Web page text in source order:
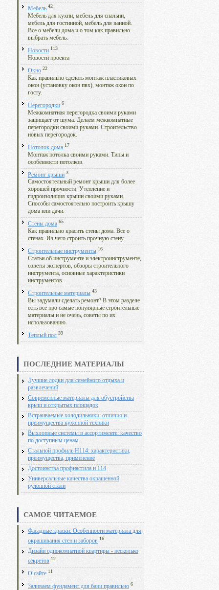
Мебель 42
Мебель для кухни, мебель для спальни,
мебель для гостинной, мебель для ванной.
Все о мебели дома и о том как правильно
выбрать мебель.
Новости 113
Новости проекта
Окно 22
Как правильно сделать монтаж пластиковых
окон (установку окон пвх), монтаж окон по
госту.
Перегородки 6
Межкомнатная перегородка своими руками
защищает от шума. Делаем межкомнатные
перегородки своими руками. Строительство
новых перегородок.
Потолок дома 17
Монтаж потолка своими руками. Типы и
особенности потолков.
Ремонт крыши 3
Самостоятельный ремонт крыши для более
хорошей прочности. Утепление и
гидроизоляция крыши своими руками.
Способы самостоятельно построить крышу
дома или дачи.
Стены дома 65
Как правильно красить стены дома. Все о
стенах. Из чего строить прочную стену.
Строительные инструменты 16
Статьи об инструменте и электроинструменте,
советы экспертов, обзоры строительного
инструмента, основные характеристики
инструментов.
Строительные материалы 43
Вы задумали сделать ремонт? В этом разделе
есть все про самые популярные строительные
материалы и не очень, советы по их
использованию.
Теплый пол 39
ПОСЛЕДНИЕ МАТЕРИАЛЫ
Лучшие лодки для семейного отдыха и
развлечений
Современные материалы для обустройства
крыш и открытых площадок
Встраиваемые холодильники: отличия и
преимущества кухонной техники
Выхлопные системы в ассортименте: качество
по доступным ценам
Стальной профиль Н114: характеристики,
преимущества, применение
Достоинства профнастила н 114
Универсальные качества окрашенной
рулонной стали
САМОЕ ЧИТАЕМОЕ
Фасадные краски: Особенности материала для
окрашивания стен и заборов 16
Дизайн однокомнатной квартиры - несколько
секретов 12
О сайте 11
Заливаем фундамент для бани правильно 6